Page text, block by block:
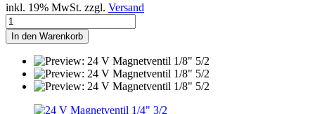
inkl. 19% MwSt. zzgl. Versand
In den Warenkorb